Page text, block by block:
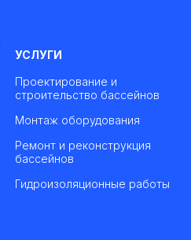
УСЛУГИ
Проектирование и
строительство бассейнов
Монтаж оборудования
Ремонт и реконструкция
бассейнов
Гидроизоляционные работы